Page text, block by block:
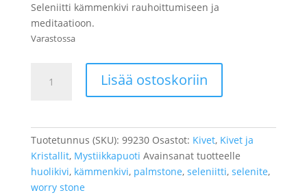
Seleniitti kämmenkivi rauhoittumiseen ja
meditaatioon.
Varastossa
kämmenkivi
Lisää ostoskoriin
Tuotetunnus (SKU): 99230 Osastot: Kivet, Kivet ja
Kristallit, Mystiikkapuoti Avainsanat tuotteelle
huolikivi, kämmenkivi, palmstone, seleniitti, selenite,
worry stone